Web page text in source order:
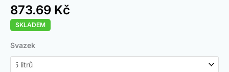
Hodnoceno
5.00z 5 na
základě
35
hodnocení
zákazníků
873.69 Kč
SKLADEM
Svazek
Terracotta
Water
Repellent